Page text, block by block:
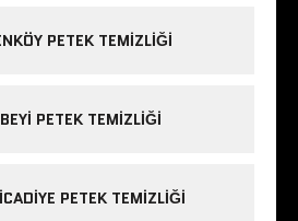
PETEK TEMIZLIĞI
PETEK TEMIZLIĞI
PETEK TEMIZLIĞI